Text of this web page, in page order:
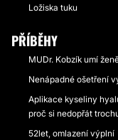
Ložiska tuku
PŘÍBĚHY
MUDr. Kobzík umí
Nenápadné ošetření
Aplikace kyseliny
proč si nedopřát
52let, omlazení výplní